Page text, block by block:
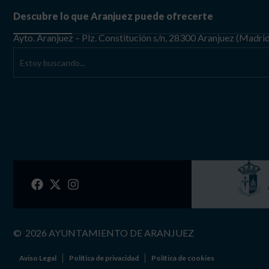
Descubre lo que Aranjuez puede ofrecerte
Ayto. Aranjuez – Plz. Constitución s/n, 28300 Aranjuez
© 2026 AYUNTAMIENTO DE ARANJUEZ
Aviso Legal Política de privacidad Política de cookies